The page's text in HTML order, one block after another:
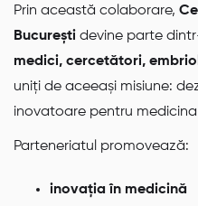
Prin această colaborare,
București devine parte
medici, cercetători,
uniți de aceeași misiune:
inovatoare pentru medicina
Parteneriatul promovează:
inovația în medicină